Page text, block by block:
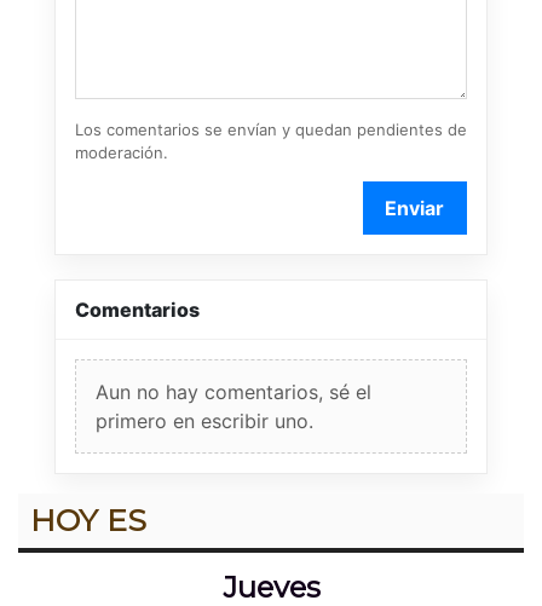
Los comentarios se envían y quedan pendientes de
moderación.
Enviar
Comentarios
Aun no hay comentarios, sé el
primero en escribir uno.
HOY ES
Jueves